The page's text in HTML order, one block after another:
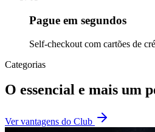
Pague em segundos
Self-checkout com cartões de
Categorias
O essencial e mais um
Ver vantagens do Club